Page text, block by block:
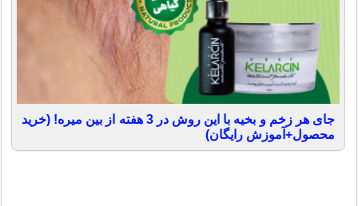
جای هر زخم و بخیه با این روش در 3 هفته از بین میره! (خرید
محصول+آموزش رایگان)